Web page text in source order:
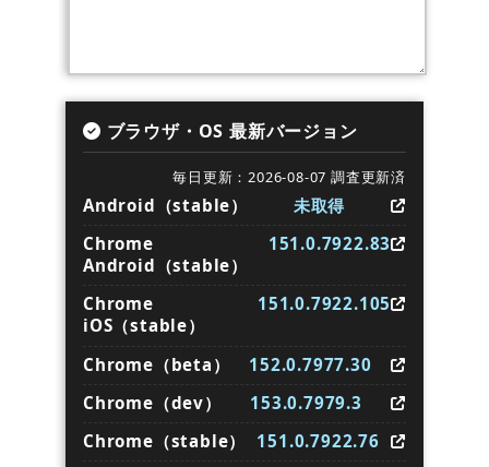
ブラウザ・OS 最新バージョン
毎日更新：2026-08-07 調査更新済
Android（stable）
未取得
Chrome
Android（stable）
151.0.7922.83
Chrome
iOS（stable）
151.0.7922.105
Chrome（beta）
152.0.7977.30
Chrome（dev）
153.0.7979.3
Chrome（stable）
151.0.7922.76